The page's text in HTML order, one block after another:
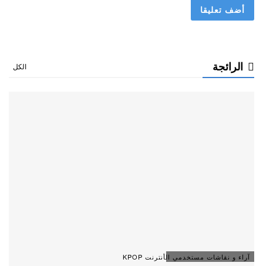
الرائجة الكل
آراء و نقاشات مستخدمي الأنترنت KPOP